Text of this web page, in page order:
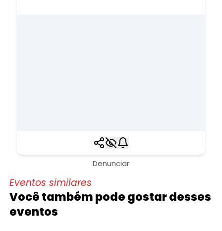
Denunciar
Eventos similares
Você também pode gostar desses
eventos